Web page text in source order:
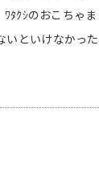
ﾜﾀｸｼのおこちゃ
いといけなかっ